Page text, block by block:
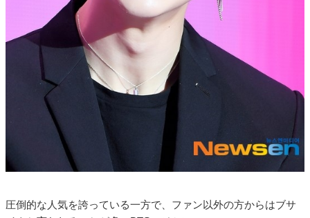
圧倒的な人気を誇っている一方で、ファン以外の方からはブサ